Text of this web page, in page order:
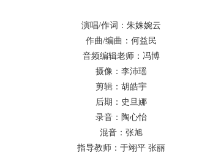
演唱/作词：朱姝婉云
作曲/编曲：何益民
音频编辑老师：冯博
摄像：李沛瑶
剪辑：胡皓宇
后期：史旦娜
录音：陶心怡
混音：张旭
指导教师：于翊平 张丽